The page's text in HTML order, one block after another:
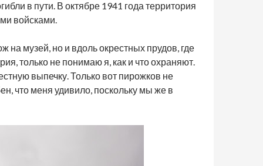
в пути. В октябре 1941 года территория
войсками.
музей, но и вдоль окрестных прудов, где
только не понимаю я, как и что охраняют.
выпечку. Только вот пирожков не
что меня удивило, поскольку мы же в